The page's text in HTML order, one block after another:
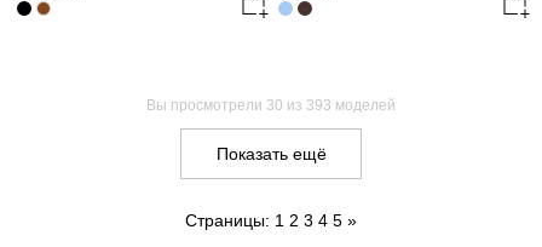
Вы просмотрели 30 из 393 моделей
Показать ещё
Страницы: 1 2 3 4 5 »